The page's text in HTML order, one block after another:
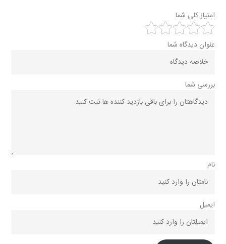
امتیاز کلی شما
عنوان دیدگاه شما
بررسی شما
نام
ایمیل